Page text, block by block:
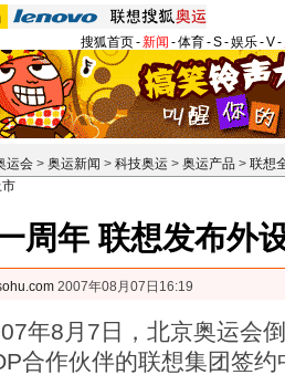
搜狐首页-新闻 -体育-S-娱乐-V-
运会 > 奥运新闻 > 科技奥运 > 奥运产品 > 联想
周年 联想发布外
2007年08月07日16:19
8月7日，北京奥运会倒
合作伙伴的联想集团签